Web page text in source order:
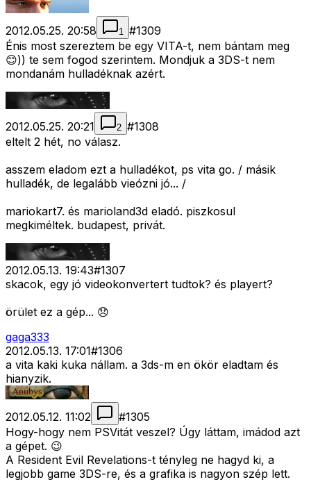
2012.05.25. 20:58 1 #1309
Énis most szereztem be egy VITA-t, nem bántam meg
😊)) te sem fogod szerintem. Mondjuk a 3DS-t nem
mondanám hulladéknak azért.
2012.05.25. 20:21 2 #1308
eltelt 2 hét, no válasz.
asszem eladom ezt a hulladékot, ps vita go. / másik
hulladék, de legalább vieózni jó... /
mariokart7. és marioland3d eladó. piszkosul
megkiméltek. budapest, privát.
2012.05.13. 19:43#1307
skacok, egy jó videokonvertert tudtok? és playert?
örület ez a gép... 😞
gaga333
2012.05.13. 17:01#1306
a vita kaki kuka nállam. a 3ds-m en ökör eladtam és
hianyzik.
2012.05.12. 11:02 #1305
Hogy-hogy nem PSVitát veszel? Úgy láttam, imádod azt
a gépet. 😉
A Resident Evil Revelations-t tényleg ne hagyd ki, a
legjobb game 3DS-re, és a grafika is nagyon szép lett.